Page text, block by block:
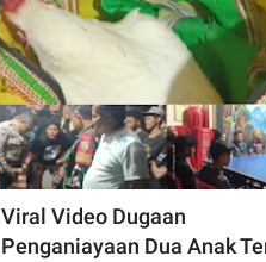
Viral Video Dugaan
Penganiayaan Dua Anak